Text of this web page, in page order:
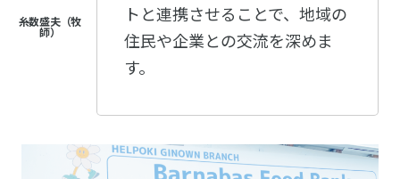
トと連携させることで、地域の
住民や企業との交流を深めま
す。